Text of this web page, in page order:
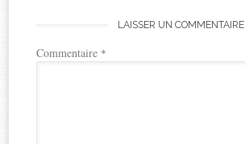
LAISSER UN COMMENTAIRE
Commentaire *